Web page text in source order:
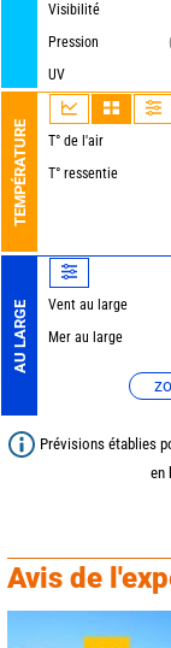
Visibilité
Pression
UV
TEMPÉRATURE T° de l'air
T° ressentie
AU LARGE Vent au large
Mer au large
Prévisions établies
en
Avis de